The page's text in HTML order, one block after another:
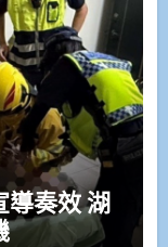
奏效 湖